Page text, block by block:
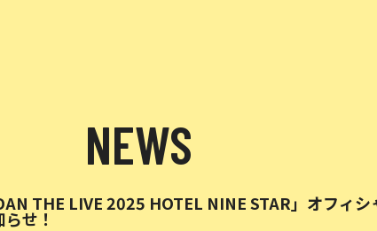
NEWS
THE LIVE 2025 HOTEL NINE STAR」オフィシ
せ！